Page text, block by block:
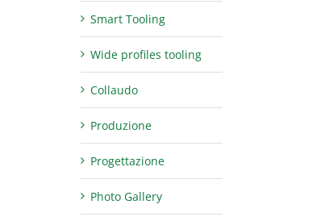
Smart Tooling
Wide profiles tooling
Collaudo
Produzione
Progettazione
Photo Gallery